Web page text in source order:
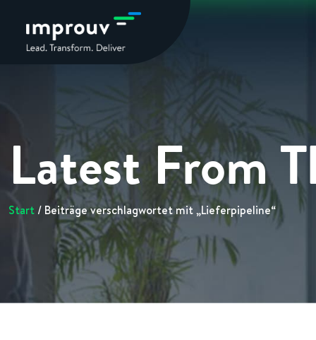
Latest From
Start / Beiträge verschlagwortet mit „Lieferpipeline“